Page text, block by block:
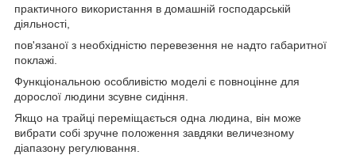
практичного використання в домашній господарській
діяльності,
пов'язаної з необхідністю перевезення не надто габаритної
поклажі.
Функціональною особливістю моделі є повноцінне для
дорослої людини зсувне сидіння.
Якщо на трайці переміщається одна людина, він може
вибрати собі зручне положення завдяки величезному
діапазону регулювання.